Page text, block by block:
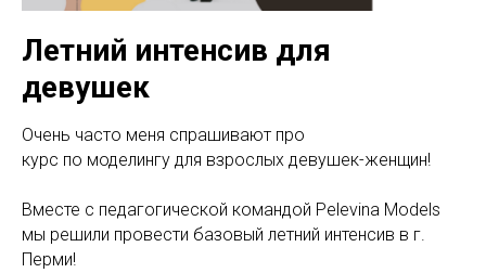
Летний интенсив для
девушек
Очень часто меня спрашивают про
курс по моделингу для взрослых девушек-женщин!
Вместе с педагогической командой Pelevina Models
мы решили провести базовый летний интенсив в г.
Перми!